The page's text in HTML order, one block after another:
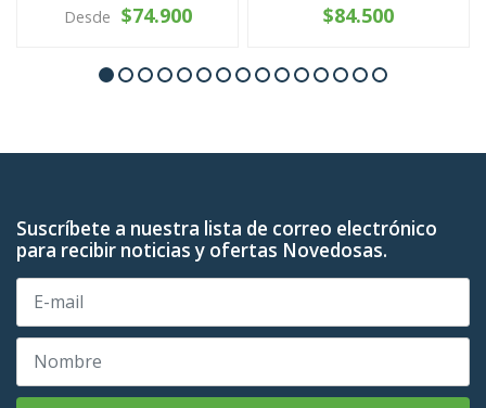
Desde $74.900 $84.500
Suscríbete a nuestra lista de correo electrónico
para recibir noticias y ofertas Novedosas.